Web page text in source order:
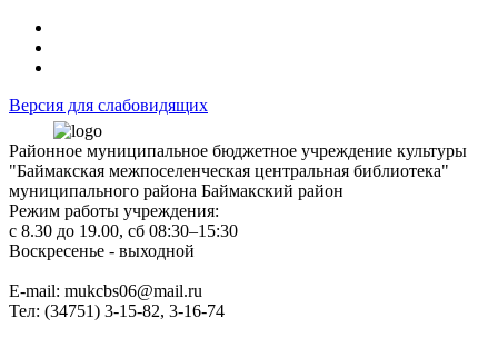
Версия для слабовидящих
Районное муниципальное бюджетное учреждение культуры
"Баймакская межпоселенческая центральная библиотека"
муниципального района Баймакский район
Режим работы учреждения:
с 8.30 до 19.00, сб 08:30–15:30
Воскресенье - выходной
Е-mail: mukcbs06@mail.ru
Тел: (34751) 3-15-82, 3-16-74